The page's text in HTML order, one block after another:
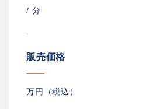
/ 分
販売価格
万円（税込）